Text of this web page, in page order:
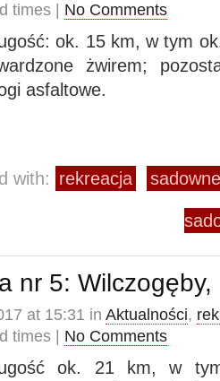
times | No Comments
ok. 15 km, w tym
żwirem;
asfaltowe.
with: rekreacja sadowne
nr 5: Wilczogęby,
at 15:31 in Aktualności,
times | No Comments
ok. 21 km, w